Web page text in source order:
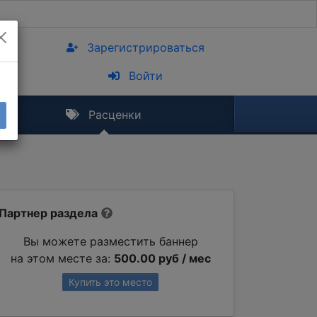
Зарегистрироваться
Войти
Расценки
Партнер раздела
Вы можете разместить баннер
на этом месте за: 500.00 руб / мес
Купить это место